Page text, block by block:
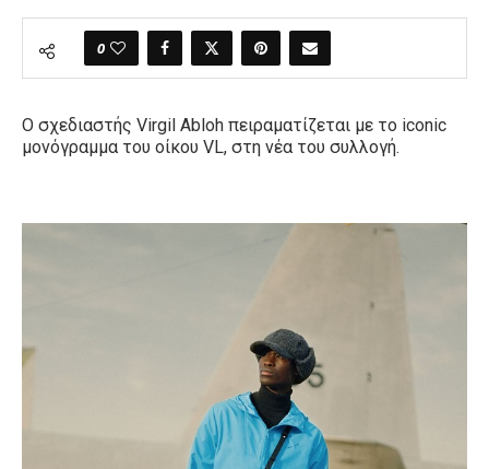
0
Ο σχεδιαστής Virgil Abloh πειραματίζεται με το iconic
μονόγραμμα του οίκου VL, στη νέα του συλλογή.